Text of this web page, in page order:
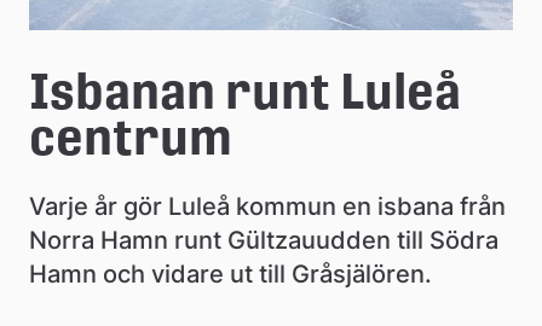
Isbanan runt Luleå
centrum
Varje år gör Luleå kommun en isbana från
Norra Hamn runt Gültzauudden till Södra
Hamn och vidare ut till Gråsjälören.